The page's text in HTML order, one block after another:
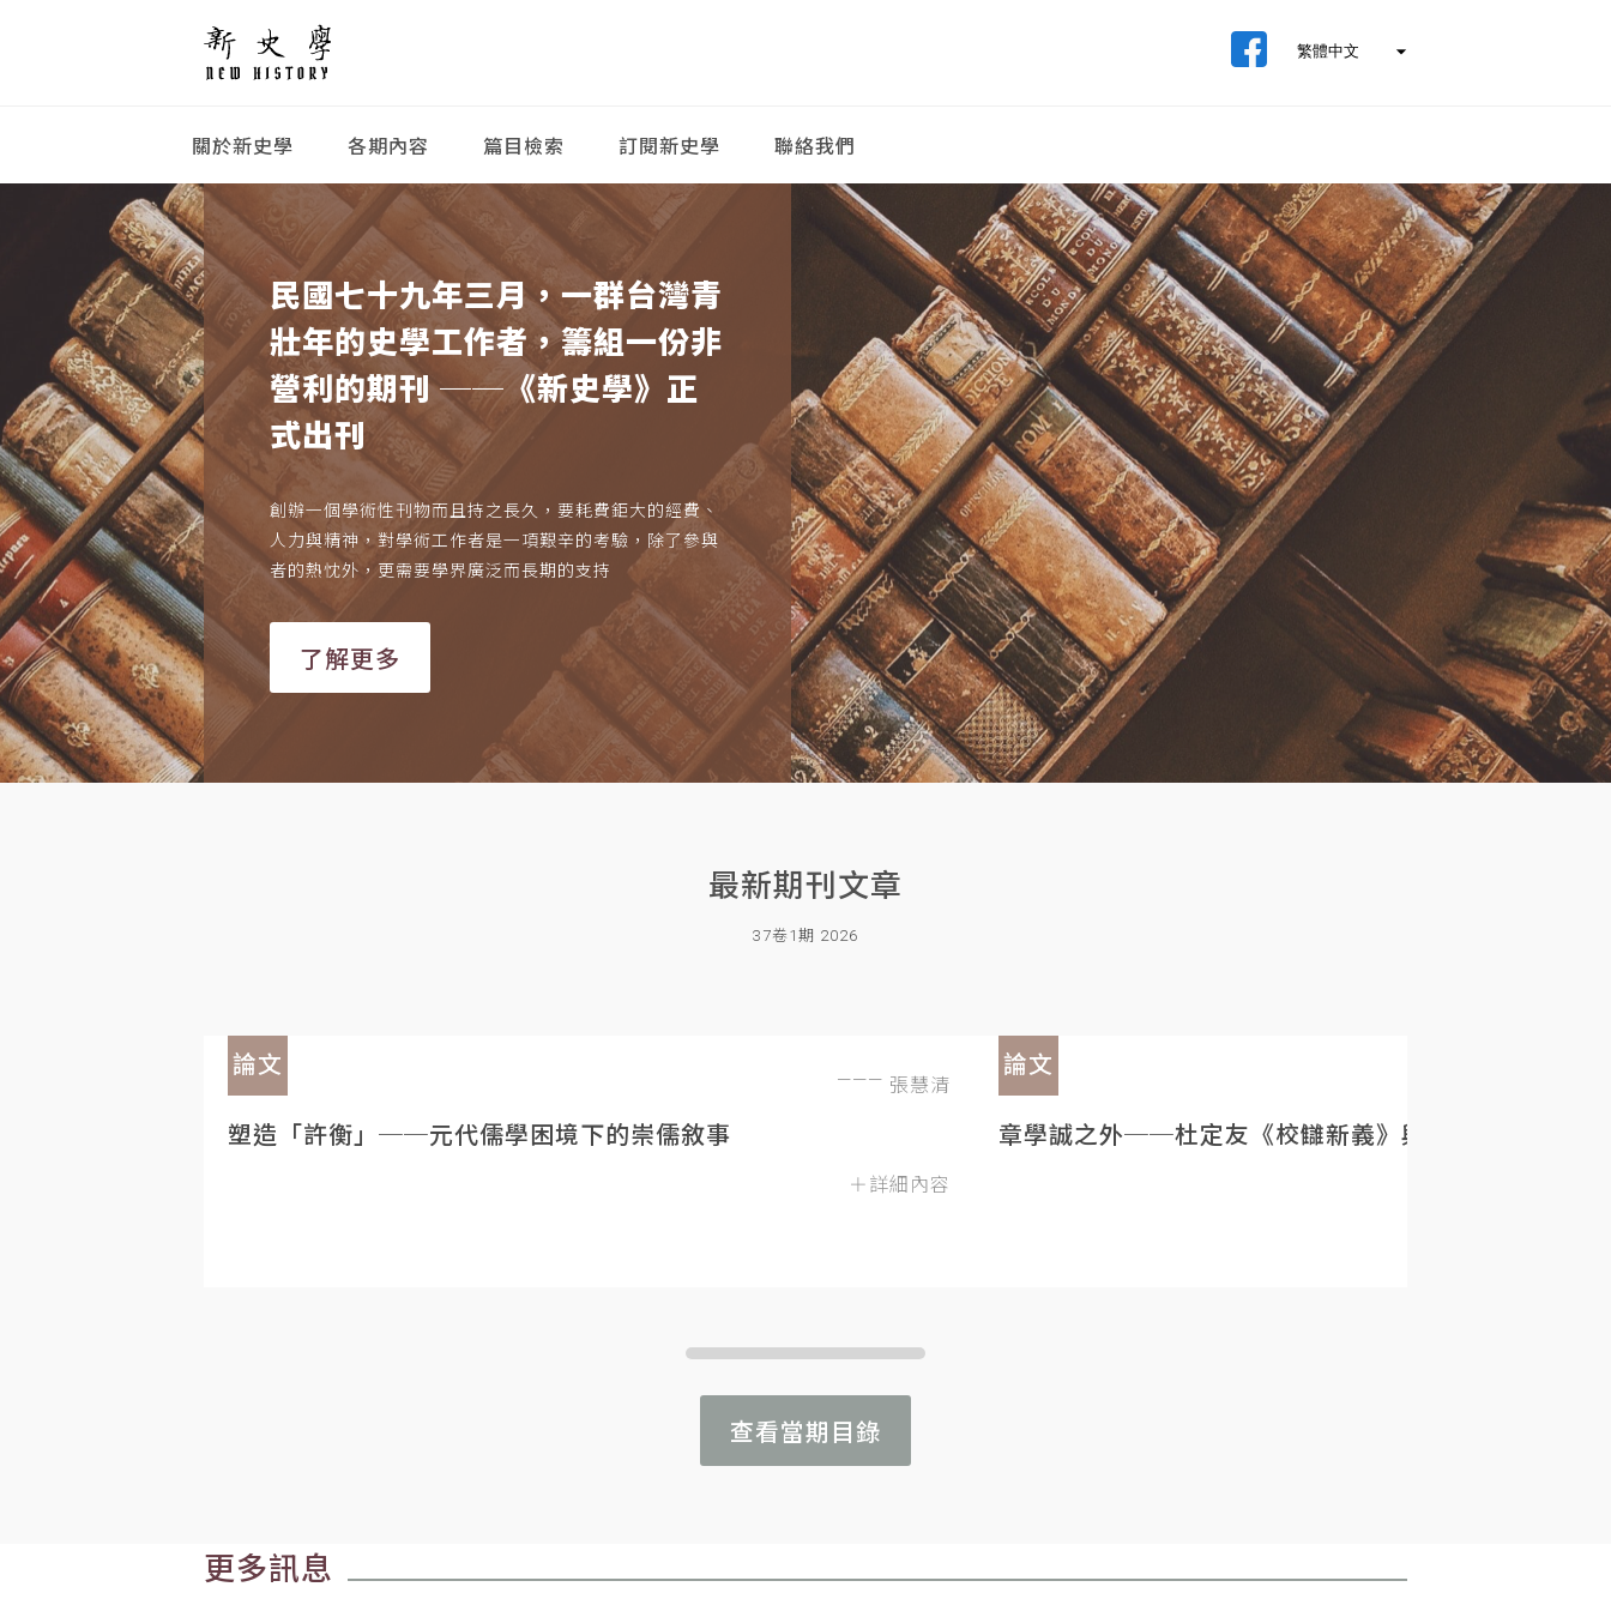
關於新史學 各期內容 篇目檢索 訂閱新史學 聯絡我們
民國七十九年三月，一群台灣青
壯年的史學工作者，籌組一份非
營利的期刊 ──《新史學》正
式出刊
創辦一個學術性刊物而且持之長久，要耗費鉅大的經費、
人力與精神，對學術工作者是一項艱辛的考驗，除了參與
者的熱忱外，更需要學界廣泛而長期的支持
了解更多
最新期刊文章
37卷1期 2026
論文
張慧清
塑造「許衡」──元代儒學困境下的崇儒敘事
＋詳細內容
論文
章學誠之外──杜定友《校讎新義》與民初目錄學的重
查看當期目錄
更多訊息